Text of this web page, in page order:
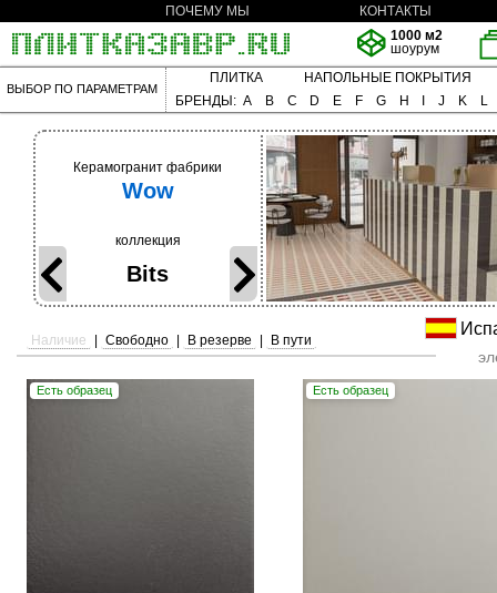
ПОЧЕМУ МЫ
КОНТАКТЫ
1000 м2
шоурум
ВЫБОР ПО ПАРАМЕТРАМ
ПЛИТКА
НАПОЛЬНЫЕ ПОКРЫТИЯ
БРЕНДЫ: A B C D E F G H J K L
Керамогранит фабрики
Wow
коллекция
Bits
Наличие | Свободно | В резерве | В пути
Есть образец Есть образец